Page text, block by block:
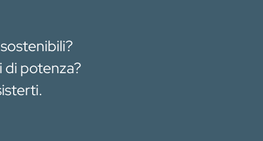
potenza?